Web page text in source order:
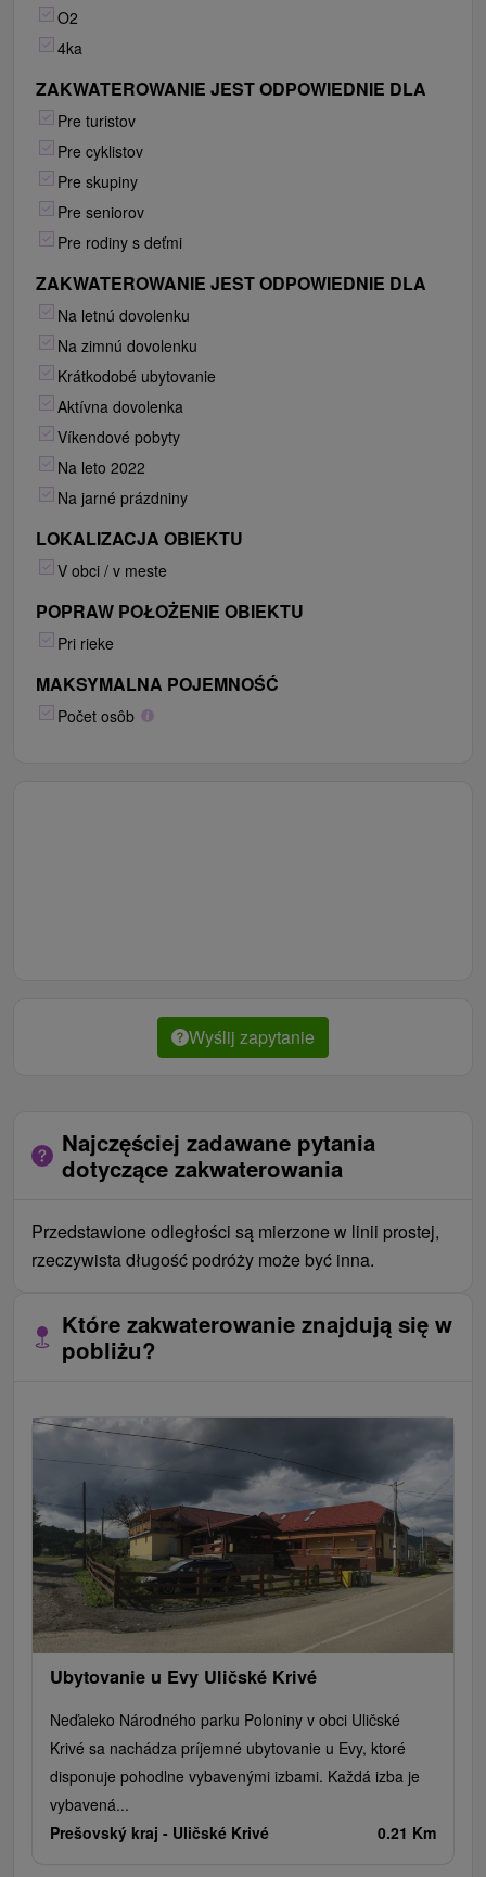
O2
4ka
ZAKWATEROWANIE JEST ODPOWIEDNIE DLA
Pre turistov
Pre cyklistov
Pre skupiny
Pre seniorov
Pre rodiny s deťmi
ZAKWATEROWANIE JEST ODPOWIEDNIE DLA
Na letnú dovolenku
Na zimnú dovolenku
Krátkodobé ubytovanie
Aktívna dovolenka
Víkendové pobyty
Na leto 2022
Na jarné prázdniny
LOKALIZACJA OBIEKTU
V obci / v meste
POPRAW POŁOŻENIE OBIEKTU
Pri rieke
MAKSYMALNA POJEMNOŚĆ
Počet osôb
Wyślij zapytanie
Najczęściej zadawane pytania
dotyczące zakwaterowania
Przedstawione odległości są mierzone w linii prostej,
rzeczywista długość podróży może być inna.
Które zakwaterowanie znajdują się w
pobliżu?
Ubytovanie u Evy Uličské Krivé
Neďaleko Národného parku Poloniny v obci Uličské
Krivé sa nachádza príjemné ubytovanie u Evy, ktoré
disponuje pohodlne vybavenými izbami. Každá izba je
vybavená...
Prešovský kraj - Uličské Krivé 0.21 Km